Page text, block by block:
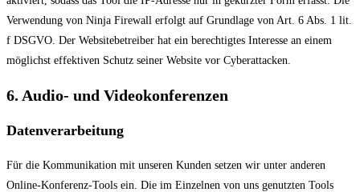
Verwendung von Ninja Firewall erfolgt auf Grundlage von Art. 6 Abs. 1 lit.
f DSGVO. Der Websitebetreiber hat ein berechtigtes Interesse an einem
möglichst effektiven Schutz seiner Website vor Cyberattacken.
6. Audio- und Videokonferenzen
Datenverarbeitung
Für die Kommunikation mit unseren Kunden setzen wir unter anderen
Online-Konferenz-Tools ein. Die im Einzelnen von uns genutzten Tools